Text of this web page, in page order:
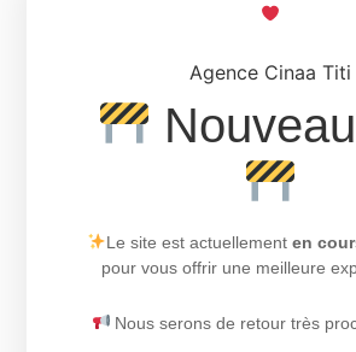
Agence Cinaa Titi
Le site est actuellement en
pour vous offrir une meilleure
Nous serons de retour très